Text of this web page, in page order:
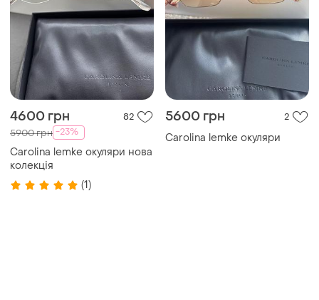
4600 грн 82
5900 грн -23%
Carolina lemke окуляри нова
колекція
(1)
5600 грн 2
Carolina lemke окуляри